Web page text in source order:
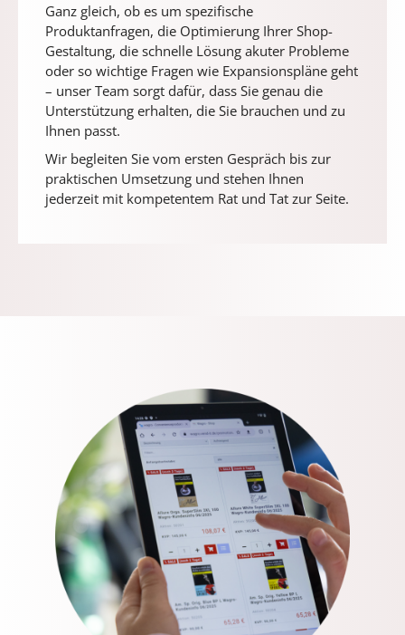
Ganz gleich, ob es um spezifische
Produktanfragen, die Optimierung Ihrer Shop-
Gestaltung, die schnelle Lösung akuter Probleme
oder so wichtige Fragen wie Expansionspläne geht
– unser Team sorgt dafür, dass Sie genau die
Unterstützung erhalten, die Sie brauchen und zu
Ihnen passt.
Wir begleiten Sie vom ersten Gespräch bis zur
praktischen Umsetzung und stehen Ihnen
jederzeit mit kompetentem Rat und Tat zur Seite.